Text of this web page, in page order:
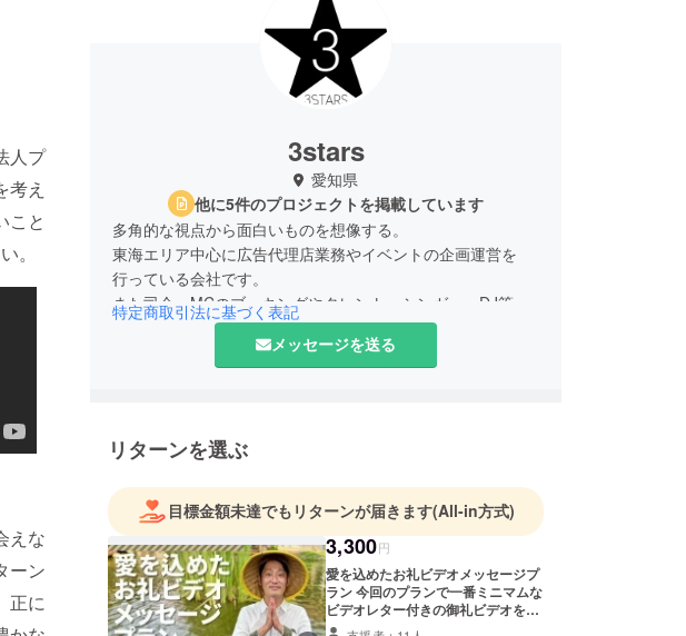
人プ
え
こと
。
えな
ーン
正に
3stars
愛知県
他に5件のプロジェクトを掲載しています
多角的な視点から面白いものを想像する。
東海エリア中心に広告代理店業務やイベントの企画運営を
行っている会社です。
また司会、MCのブッキングやタレント・シンガー・DJ等
アーティストブッキングを行っております。
特定商取引法に基づく表記
メッセージを送る
リターンを選ぶ
目標金額未達でもリターンが届きます(All-in方式)
3,300円
愛を込めたお礼ビデオメッセージプ
ラン 今回のプランで一番ミニマムな
ビデオレター付きの御礼ビデオをお
送りさせて頂きます。この２年間の